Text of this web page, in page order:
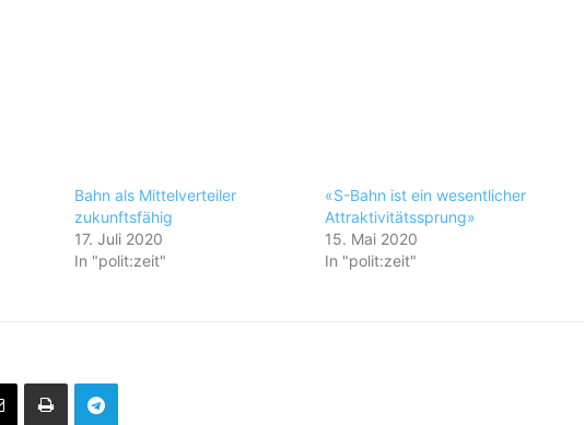
Bahn als Mittelverteiler
zukunftsfähig
17. Juli 2020
In "polit:zeit"
«S-Bahn ist ein wesentlicher
Attraktivitätssprung»
15. Mai 2020
In "polit:zeit"